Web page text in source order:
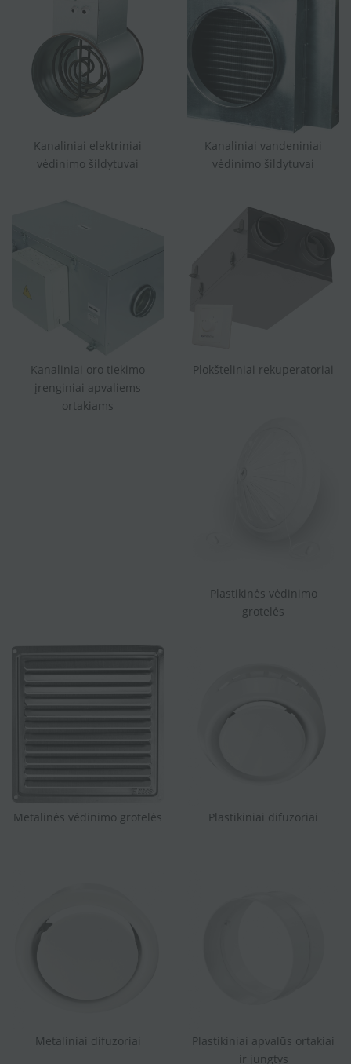
Kanaliniai elektriniai
vėdinimo šildytuvai
Kanaliniai vandeniniai
vėdinimo šildytuvai
Kanaliniai oro tiekimo
įrenginiai apvaliems
ortakiams
Plokšteliniai rekuperatoriai
Plastikinės vėdinimo
grotelės
Metalinės vėdinimo grotelės Plastikiniai difuzoriai
Metaliniai difuzoriai
Plastikiniai apvalūs ortakiai
ir jungtys